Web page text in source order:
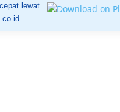
lewat